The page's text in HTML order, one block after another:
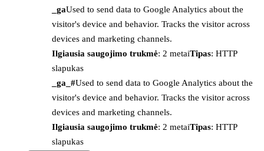
_gaUsed to send data to Google Analytics about the
visitor's device and behavior. Tracks the visitor across
devices and marketing channels.
Ilgiausia saugojimo trukmė: 2 metaiTipas: HTTP
slapukas
_ga_#Used to send data to Google Analytics about the
visitor's device and behavior. Tracks the visitor across
devices and marketing channels.
Ilgiausia saugojimo trukmė: 2 metaiTipas: HTTP
slapukas